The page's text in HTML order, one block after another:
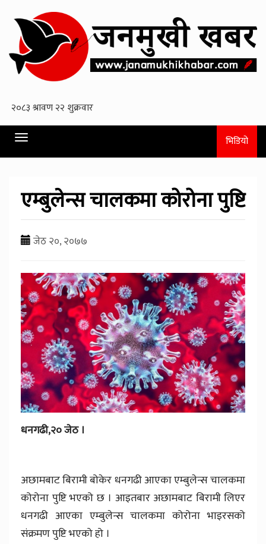
Toggle
navigation
भिडियो
एम्बुलेन्स चालकमा कोरोना पुष्टि
जेठ २०, २०७७
धनगढी,२० जेठ ।
अछामबाट बिरामी बोकेर धनगढी आएका एम्बुलेन्स चालकमा
कोरोना पुष्टि भएको छ । आइतबार अछामबाट बिरामी लिएर
धनगढी आएका एम्बुलेन्स चालकमा कोरोना भाइरसको
संक्रमण पुष्टि भएको हो ।